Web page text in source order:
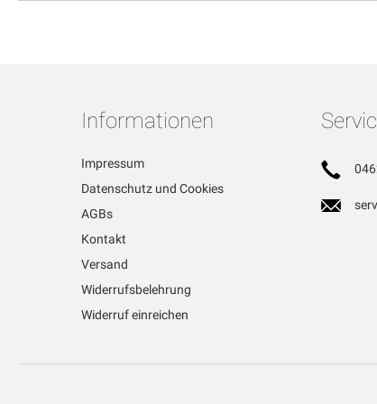
Informationen
Impressum
Datenschutz und Cookies
AGBs
Kontakt
Versand
Widerrufsbelehrung
Widerruf einreichen